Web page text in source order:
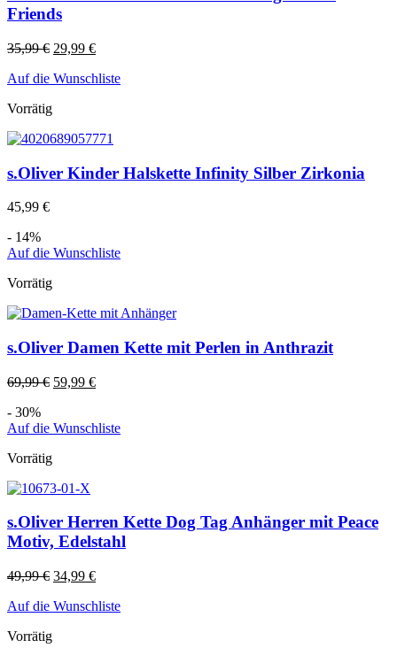
Friends
35,99€ 29,99 €
Auf die Wunschliste
Vorrätig
s.Oliver Kinder Halskette Infinity Silber Zirkonia
45,99 €
- 14%
Auf die Wunschliste
Vorrätig
s.Oliver Damen Kette mit Perlen in Anthrazit
69,99€ 59,99 €
- 30%
Auf die Wunschliste
Vorrätig
s.Oliver Herren Kette Dog Tag Anhänger mit Peace
Motiv, Edelstahl
49,99€ 34,99 €
Auf die Wunschliste
Vorrätig